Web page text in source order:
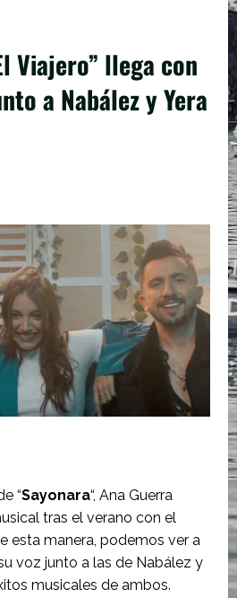
Viajero” llega con
a Nabález y Yera
“Sayonara“, Ana Guerra
tras el verano con el
esta manera, podemos ver a
voz junto a las de Nabález y
musicales de ambos.